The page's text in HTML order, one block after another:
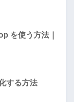
を使う方法｜
する方法